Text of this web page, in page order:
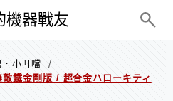
機器戰友
小叮噹
/
鐵金剛版 / 超合金ハローキティ